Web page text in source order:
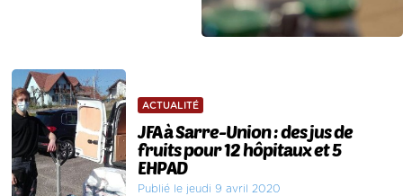
ACTUALITÉ
JFA à Sarre-Union : des jus de
fruits pour 12 hôpitaux et 5
EHPAD
Publié le jeudi 9 avril 2020